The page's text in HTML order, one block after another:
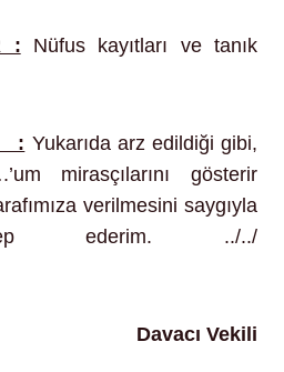
: Nüfus kayıtları ve tanık
: Yukarıda arz edildiği gibi,
mirasçılarını gösterir
verilmesini saygıyla
ederim. ../../
Davacı Vekili